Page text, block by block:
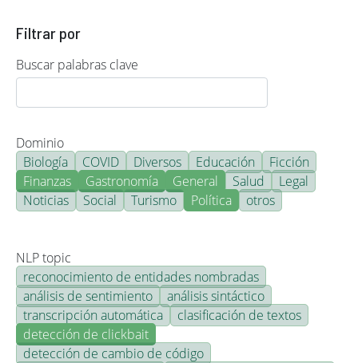
Filtrar por
Buscar palabras clave
Dominio
Biología
COVID Diversos Educación
Ficción
Finanzas
Gastronomía General Salud
Legal
Noticias
Social Turismo Política otros
NLP topic
reconocimiento de entidades nombradas
análisis de sentimiento
análisis sintáctico
transcripción automática
clasificación de textos
detección de clickbait
detección de cambio de código